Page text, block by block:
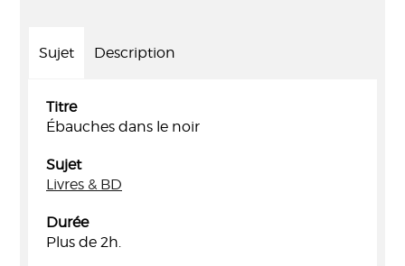
Sujet Description
Titre
Ébauches dans le noir
Sujet
Livres & BD
Durée
Plus de 2h.